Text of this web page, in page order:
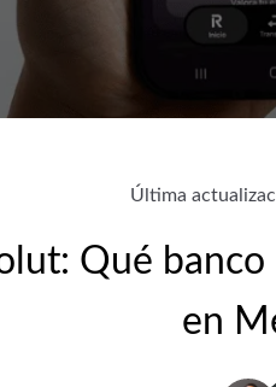
Última
Qué
en